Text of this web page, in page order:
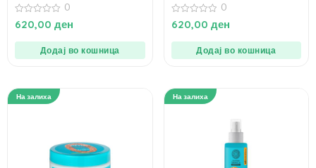
0
од
0
620,00 ден
Додај во кошница
0
од
0
620,00 ден
Додај во кошница
На залиха На залиха